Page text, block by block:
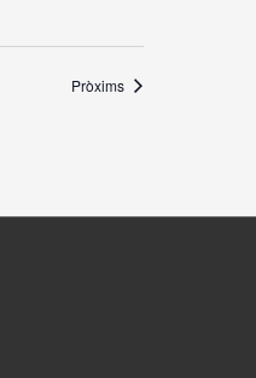
PròximsEsdeveniments